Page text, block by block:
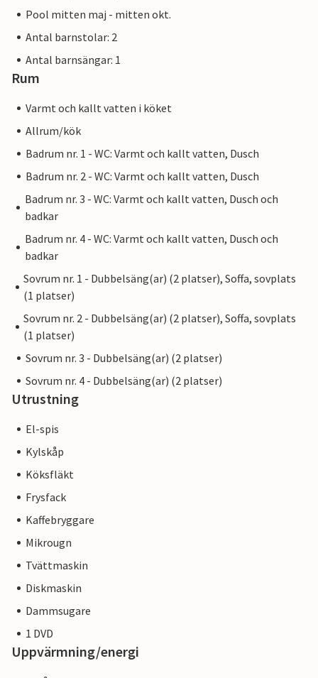
Pool mitten maj - mitten okt.
Antal barnstolar: 2
Antal barnsängar: 1
Rum
Varmt och kallt vatten i köket
Allrum/kök
Badrum nr. 1 - WC: Varmt och kallt vatten, Dusch
Badrum nr. 2 - WC: Varmt och kallt vatten, Dusch
Badrum nr. 3 - WC: Varmt och kallt vatten, Dusch och
badkar
Badrum nr. 4 - WC: Varmt och kallt vatten, Dusch och
badkar
Sovrum nr. 1 - Dubbelsäng(ar) (2 platser), Soffa, sovplats
(1 platser)
Sovrum nr. 2 - Dubbelsäng(ar) (2 platser), Soffa, sovplats
(1 platser)
Sovrum nr. 3 - Dubbelsäng(ar) (2 platser)
Sovrum nr. 4 - Dubbelsäng(ar) (2 platser)
Utrustning
El-spis
Kylskåp
Köksfläkt
Frysfack
Kaffebryggare
Mikrougn
Tvättmaskin
Diskmaskin
Dammsugare
1 DVD
Uppvärmning/energi